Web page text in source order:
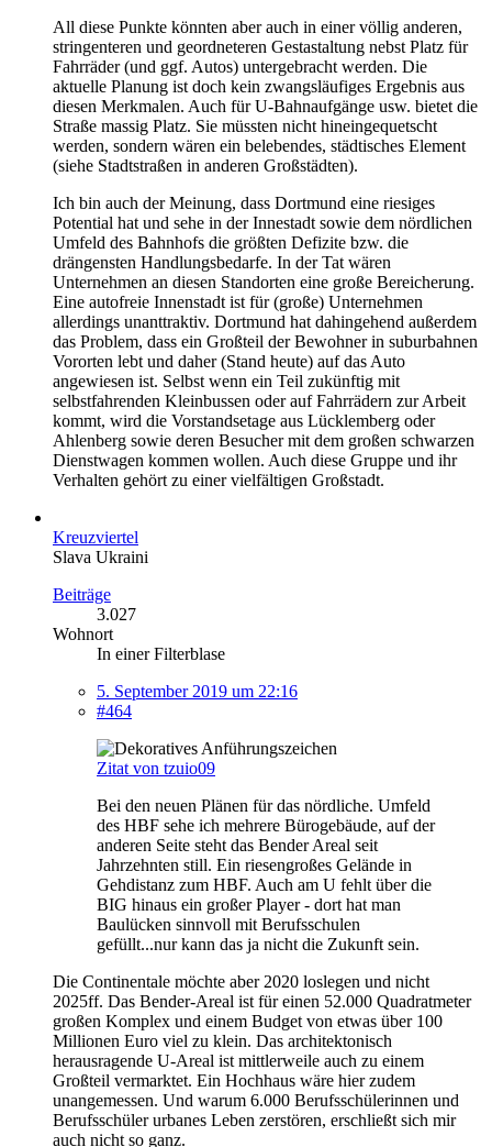
All diese Punkte könnten aber auch in einer völlig anderen,
stringenteren und geordneteren Gestastaltung nebst Platz für
Fahrräder (und ggf. Autos) untergebracht werden. Die
aktuelle Planung ist doch kein zwangsläufiges Ergebnis aus
diesen Merkmalen. Auch für U-Bahnaufgänge usw. bietet die
Straße massig Platz. Sie müssten nicht hineingequetscht
werden, sondern wären ein belebendes, städtisches Element
(siehe Stadtstraßen in anderen Großstädten).
Ich bin auch der Meinung, dass Dortmund eine riesiges
Potential hat und sehe in der Innestadt sowie dem nördlichen
Umfeld des Bahnhofs die größten Defizite bzw. die
drängensten Handlungsbedarfe. In der Tat wären
Unternehmen an diesen Standorten eine große Bereicherung.
Eine autofreie Innenstadt ist für (große) Unternehmen
allerdings unanttraktiv. Dortmund hat dahingehend außerdem
das Problem, dass ein Großteil der Bewohner in suburbahnen
Vororten lebt und daher (Stand heute) auf das Auto
angewiesen ist. Selbst wenn ein Teil zukünftig mit
selbstfahrenden Kleinbussen oder auf Fahrrädern zur Arbeit
kommt, wird die Vorstandsetage aus Lücklemberg oder
Ahlenberg sowie deren Besucher mit dem großen schwarzen
Dienstwagen kommen wollen. Auch diese Gruppe und ihr
Verhalten gehört zu einer vielfältigen Großstadt.
Kreuzviertel
Slava Ukraini
Beiträge
3.027
Wohnort
In einer Filterblase
5. September 2019 um 22:16
#464
Zitat von tzuio09
Bei den neuen Plänen für das nördliche. Umfeld
des HBF sehe ich mehrere Bürogebäude, auf der
anderen Seite steht das Bender Areal seit
Jahrzehnten still. Ein riesengroßes Gelände in
Gehdistanz zum HBF. Auch am U fehlt über die
BIG hinaus ein großer Player - dort hat man
Baulücken sinnvoll mit Berufsschulen
gefüllt...nur kann das ja nicht die Zukunft sein.
Die Continentale möchte aber 2020 loslegen und nicht
2025ff. Das Bender-Areal ist für einen 52.000 Quadratmeter
großen Komplex und einem Budget von etwas über 100
Millionen Euro viel zu klein. Das architektonisch
herausragende U-Areal ist mittlerweile auch zu einem
Großteil vermarktet. Ein Hochhaus wäre hier zudem
unangemessen. Und warum 6.000 Berufsschülerinnen und
Berufsschüler urbanes Leben zerstören, erschließt sich mir
auch nicht so ganz.